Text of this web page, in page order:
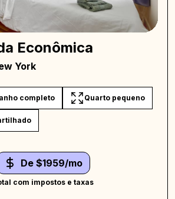
Econômica
York
completo Quarto pequeno
De $1959/mo
com impostos e taxas